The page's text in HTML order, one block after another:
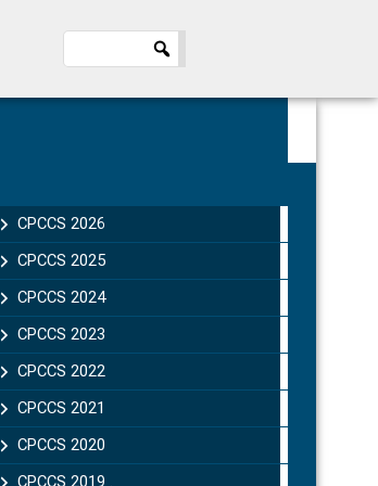
Sidebar
CPCCS 2026
CPCCS 2025
CPCCS 2024
CPCCS 2023
CPCCS 2022
CPCCS 2021
CPCCS 2020
CPCCS 2019 .